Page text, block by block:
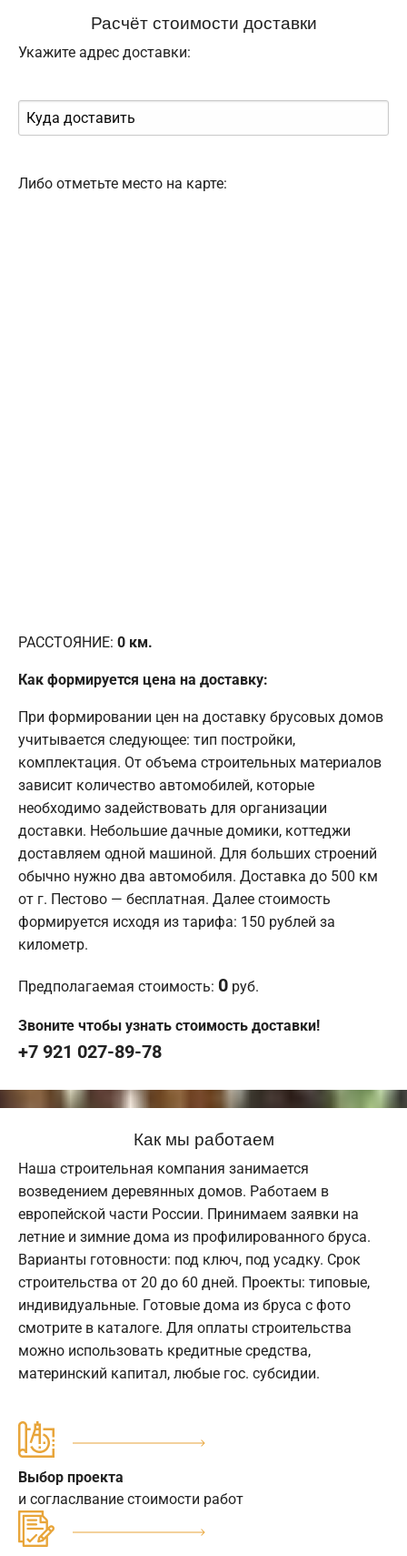
Расчёт стоимости доставки
Укажите адрес доставки:
Либо отметьте место на карте:
РАССТОЯНИЕ: 0 км.
Как формируется цена на доставку:
При формировании цен на доставку брусовых домов
учитывается следующее: тип постройки,
комплектация. От объема строительных материалов
зависит количество автомобилей, которые
необходимо задействовать для организации
доставки. Небольшие дачные домики, коттеджи
доставляем одной машиной. Для больших строений
обычно нужно два автомобиля. Доставка до 500 км
от г. Пестово — бесплатная. Далее стоимость
формируется исходя из тарифа: 150 рублей за
километр.
Предполагаемая стоимость: 0 руб.
Звоните чтобы узнать стоимость доставки!
+7 921 027-89-78
Как мы работаем
Наша строительная компания занимается
возведением деревянных домов. Работаем в
европейской части России. Принимаем заявки на
летние и зимние дома из профилированного бруса.
Варианты готовности: под ключ, под усадку. Срок
строительства от 20 до 60 дней. Проекты: типовые,
индивидуальные. Готовые дома из бруса с фото
смотрите в каталоге. Для оплаты строительства
можно использовать кредитные средства,
материнский капитал, любые гос. субсидии.
Выбор проекта
и согласлвание стоимости работ